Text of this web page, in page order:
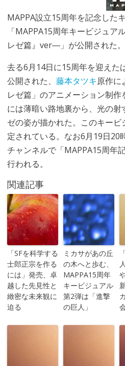
MAPPA設立15周年を記念した
「MAPPA15周年キービジュア
レゼ篇』 ver―」が公開された。
去る6月14日に15周年を迎えた
公開された、 藤本タツキ原作に
レゼ篇」のアニメーション制
には薄暗い路地裏から、光の
ゼの姿が描かれた。このキー
定されている。なお6月19日20
チャンネルで「MAPPA15周年
行われる。
関連記事
「SFを科学する
士郎正宗を作る
には」発売、卓
越した先見性と
緻密な未来観に
迫る
ミカサがあの丘
の木へと歩む、
MAPPA15周年
キービジュアル
第2弾は「進撃
の巨人」